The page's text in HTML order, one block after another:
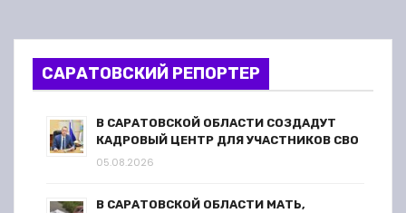
з
а
САРАТОВСКИЙ РЕПОРТЕР
В САРАТОВСКОЙ ОБЛАСТИ СОЗДАДУТ
КАДРОВЫЙ ЦЕНТР ДЛЯ УЧАСТНИКОВ СВО
05.08.2026
В САРАТОВСКОЙ ОБЛАСТИ МАТЬ,